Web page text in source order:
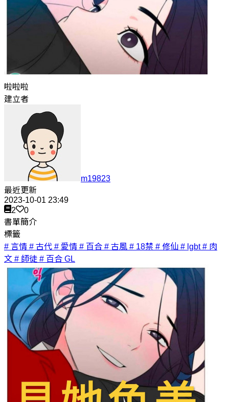
啦啦啦
建立者
m19823
最近更新
2023-10-01 23:49
2
0
書單簡介
標籤
# 言情 # 古代 # 愛情 # 百合 # 古風 # 18禁 # 修仙 # lgbt# 肉
文 # 師徒 # 百合 GL